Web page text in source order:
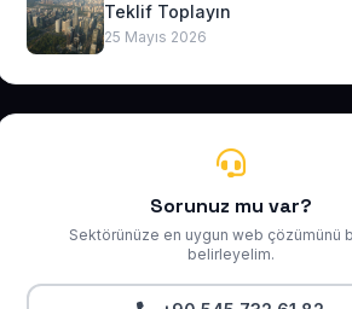
Teklif Toplayın
25 Mayıs 2026
Sorunuz mu var?
Sektörünüze en uygun web çözümünü
belirleyelim.